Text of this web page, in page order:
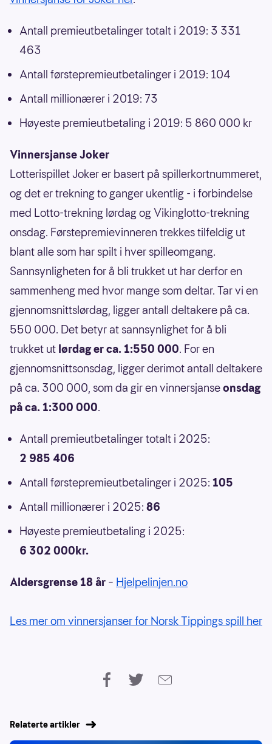
Antall premieutbetalinger totalt i 2019: 3 331
463
Antall førstepremieutbetalinger i 2019: 104
Antall millionærer i 2019: 73
Høyeste premieutbetaling i 2019: 5 860 000 kr
Vinnersjanse Joker
Lotterispillet Joker er basert på spillerkortnummeret,
og det er trekning to ganger ukentlig - i forbindelse
med Lotto-trekning lørdag og Vikinglotto-trekning
onsdag. Førstepremievinneren trekkes tilfeldig ut
blant alle som har spilt i hver spilleomgang.
Sannsynligheten for å bli trukket ut har derfor en
sammenheng med hvor mange som deltar. Tar vi en
gjennomsnittslørdag, ligger antall deltakere på ca.
550 000. Det betyr at sannsynlighet for å bli
trukket ut lørdag er ca. 1:550 000. For en
gjennomsnittsonsdag, ligger derimot antall deltakere
på ca. 300 000, som da gir en vinnersjanseonsdag
på ca. 1:300 000.
Antall premieutbetalinger totalt i 2025:
2 985 406
Antall førstepremieutbetalinger i 2025: 105
Antall millionærer i 2025: 86
Høyeste premieutbetaling i 2025:
6 302 000kr.
Aldersgrense 18 år – Hjelpelinjen.no
Les mer om vinnersjanser for Norsk Tippings spill her
Relaterte artikler